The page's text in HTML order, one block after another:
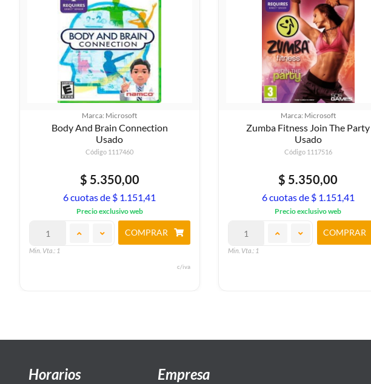
Marca: Microsoft
Body And Brain Connection
Usado
Código 1117460
$ 5.350,00
6 cuotas de $ 1.151,41
Precio exclusivo web
Min. Vta.: 1
COMPRAR
c/iva
Marca: Microsoft
Zumba Fitness Join The Party
Usado
Código 1117516
$ 5.350,00
6 cuotas de $ 1.151,41
Precio exclusivo web
Min. Vta.: 1
COMPRAR
Horarios Empresa